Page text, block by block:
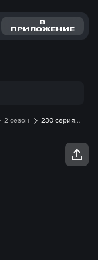
В
ПРИЛОЖЕНИЕ
2 сезон
230 серия